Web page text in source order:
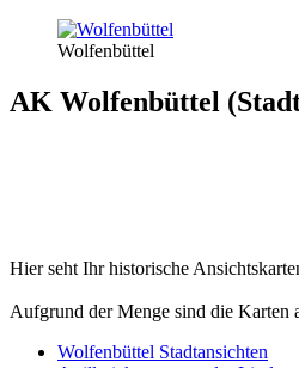
Wolfenbüttel
AK Wolfenbüttel
Hier seht Ihr historische
Aufgrund der Menge sind die Karten
Wolfenbüttel Stadtansichten